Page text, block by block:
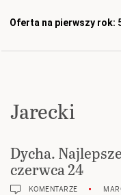
Oferta na pierwszy rok:
Jarecki
Dycha.
czerwca 24
KOMENTARZE